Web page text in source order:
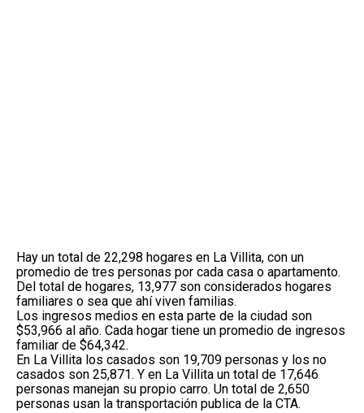
Hay un total de 22,298 hogares en La Villita, con un
promedio de tres personas por cada casa o apartamento.
Del total de hogares, 13,977 son considerados hogares
familiares o sea que ahí viven familias.
Los ingresos medios en esta parte de la ciudad son
$53,966 al año. Cada hogar tiene un promedio de ingresos
familiar de $64,342.
En La Villita los casados son 19,709 personas y los no
casados son 25,871. Y en La Villita un total de 17,646
personas manejan su propio carro. Un total de 2,650
personas usan la transportación publica de la CTA.